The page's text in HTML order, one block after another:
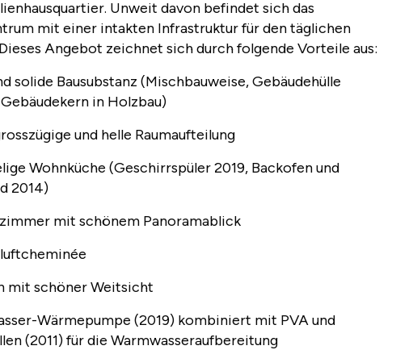
Unweit davon befindet sich das
mit einer intakten Infrastruktur für den täglichen
Angebot zeichnet sich durch folgende Vorteile aus:
solide Bausubstanz (Mischbauweise, Gebäudehülle
in Holzbau)
und helle Raumaufteilung
Wohnküche (Geschirrspüler 2019, Backofen und
2014)
mit schönem Panoramablick
mit schöner Weitsicht
Wärmepumpe (2019) kombiniert mit PVA und
(2011) für die Warmwasseraufbereitung